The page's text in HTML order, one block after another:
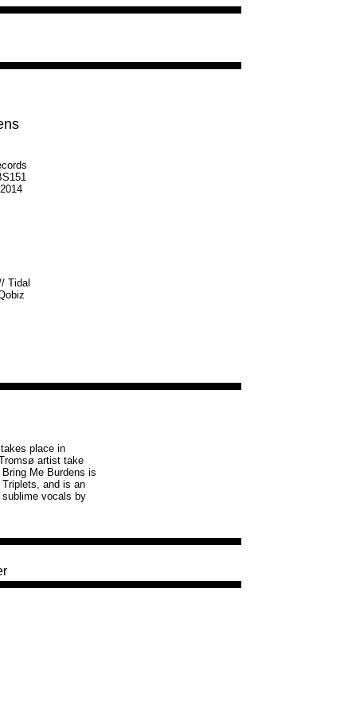
Tidal
place in
artist take
Me Burdens is
and is an
sublime vocals by